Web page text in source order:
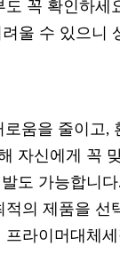
꼭 확인하세
울 수 있으니
움을 줄이고,
자신에게 꼭
도 가능합니
의 제품을 선
라이머대체